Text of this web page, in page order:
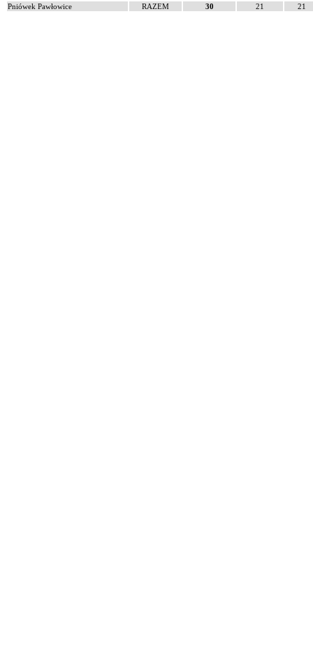
Pniówek Pawłowice
RAZEM 30 21 21